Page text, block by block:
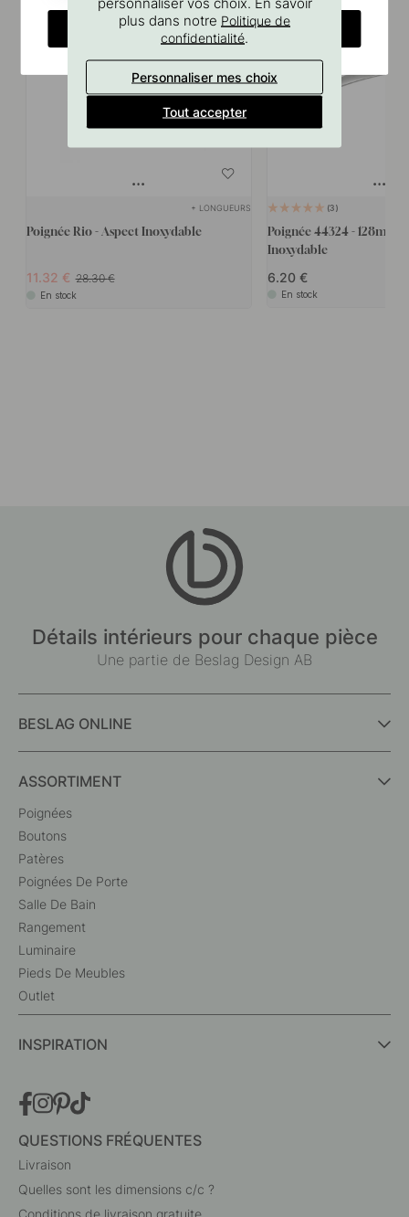
+ LONGUEURS
Poignée Rio - Aspect Inoxydable
11.32 28.30
En stock
3
Poignée 44324 - 128mm -
Inoxydable
6.20
En stock
Détails intérieurs pour chaque pièce
Une partie de Beslag Design AB
BESLAG ONLINE
ASSORTIMENT
Poignées
Boutons
Patères
Poignées De Porte
Salle De Bain
Rangement
Luminaire
Pieds De Meubles
Outlet
INSPIRATION
QUESTIONS FRÉQUENTES
Livraison
Quelles sont les dimensions c/c ?
Conditions de livraison gratuite
plus dans notre Politique de
confidentialité.
Personnaliser mes choix
Tout accepter
CHANGE COUNTRY